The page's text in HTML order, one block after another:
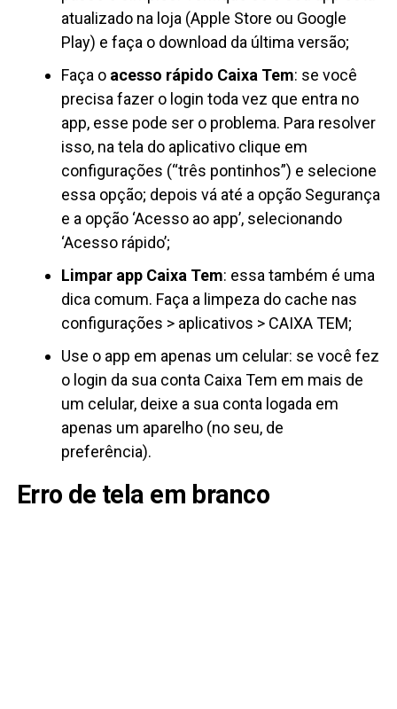
atualizado na loja (Apple Store ou Google
Play) e faça o download da última versão;
Faça oacesso rápido Caixa Tem: se você
precisa fazer o login toda vez que entra no
app, esse pode ser o problema. Para resolver
isso, na tela do aplicativo clique em
configurações (“três pontinhos”) e selecione
essa opção; depois vá até a opção Segurança
e a opção ‘Acesso ao app’, selecionando
‘Acesso rápido’;
Limpar app Caixa Tem: essa também é uma
dica comum. Faça a limpeza do cache nas
configurações > aplicativos > CAIXA TEM;
Use o app em apenas um celular: se você fez
o login da sua conta Caixa Tem em mais de
um celular, deixe a sua conta logada em
apenas um aparelho (no seu, de
preferência).
Erro de tela em branco